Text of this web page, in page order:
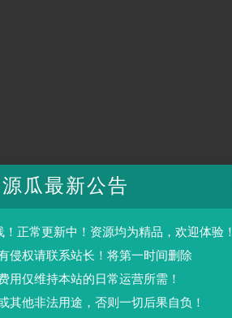
瓜最新公告
正常更新中！资源均为精品，欢迎体验！
侵权请联系站长！将第一时间删除
用仅维持本站的日常运营所需！
其他非法用途，否则一切后果自负！